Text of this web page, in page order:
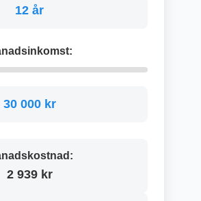
12 år
30 000 kr
2 939 kr